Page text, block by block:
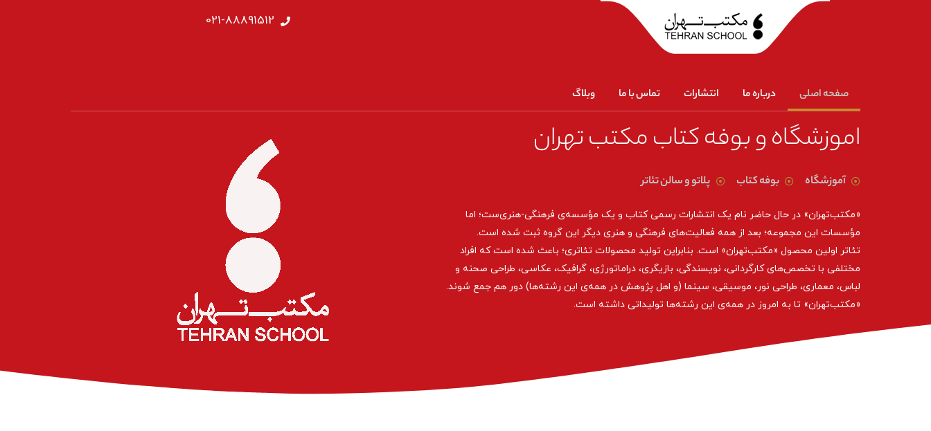
021-88891512
صفحه اصلی درباره ما انتشارات تماس با ما وبلاگ
اموزشگاه و بوفه کتاب مکتب تهران
آموزشگاه بوفه کتاب پلاتو و سالن تئاتر
«مکتب‌تهران» در حال حاضر نام یک انتشارات رسمی کتاب و یک مؤسسه‌ی فرهنگی-هنری‌ست؛ اما
مؤسسات این مجموعه؛ بعد از همه‌ فعالیت‌های فرهنگی و هنری دیگر این گروه ثبت شده است.
تئاتر اولین محصول «مکتب‌تهران» است. بنابراین تولید محصولات تئاتری؛ باعث شده است که افراد
مختلفی با تخصص‌های کارگردانی، نویسندگی، بازیگری، دراماتورژی، گرافیک، عکاسی، طراحی ‌صحنه و
لباس، معماری، طراحی نور، موسیقی، سینما (و اهل پژوهش در همه‌ی این رشته‌ها) دور هم جمع شوند.
«مکتب‌تهران» تا به امروز در همه‌ی این رشته‌ها تولیداتی داشته است.